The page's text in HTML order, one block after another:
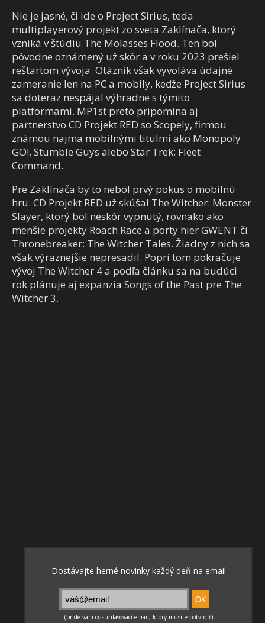
Nie je jasné, či ide o Project Sirius, teda
multiplayerový projekt zo sveta Zaklínača, ktorý
vzniká v štúdiu The Molasses Flood. Ten bol
pôvodne oznámený už skôr a v roku 2023 prešiel
reštartom vývoja. Otáznik však vyvoláva údajné
zameranie len na PC a mobily, keďže Project Sirius
sa doteraz nespájal výhradne s týmito
platformami. MP1st preto pripomína aj
partnerstvo CD Projekt RED so Scopely, firmou
známou najmä mobilnými titulmi ako Monopoly
GO!, Stumble Guys alebo Star Trek: Fleet
Command.
Pre Zaklínača by to nebol prvý pokus o mobilnú
hru. CD Projekt RED už skúšal The Witcher: Monster
Slayer, ktorý bol neskôr vypnutý, rovnako ako
menšie projekty Roach Race a porty hier GWENT či
Thronebreaker: The Witcher Tales. Žiadny z nich sa
však výraznejšie nepresadil. Popri tom pokračuje
vývoj The Witcher 4 a podľa článku sa na budúci
rok plánuje aj expanzia Songs of the Past pre The
Witcher 3.